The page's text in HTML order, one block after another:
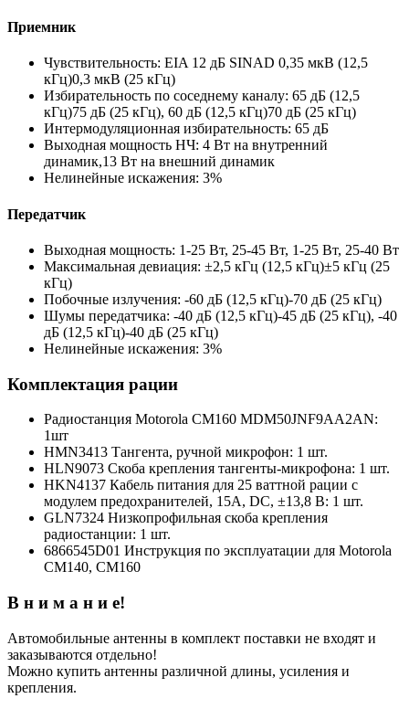
Приемник
Чувствительность: EIA 12 дБ SINAD 0,35 мкВ (12,5
кГц)0,3 мкВ (25 кГц)
Избирательность по соседнему каналу: 65 дБ (12,5
кГц)75 дБ (25 кГц), 60 дБ (12,5 кГц)70 дБ (25 кГц)
Интермодуляционная избирательность: 65 дБ
Выходная мощность НЧ: 4 Вт на внутренний
динамик,13 Вт на внешний динамик
Нелинейные искажения: 3%
Передатчик
Выходная мощность: 1-25 Вт, 25-45 Вт, 1-25 Вт, 25-40 Вт
Максимальная девиация: ±2,5 кГц (12,5 кГц)±5 кГц (25
кГц)
Побочные излучения: -60 дБ (12,5 кГц)-70 дБ (25 кГц)
Шумы передатчика: -40 дБ (12,5 кГц)-45 дБ (25 кГц), -40
дБ (12,5 кГц)-40 дБ (25 кГц)
Нелинейные искажения: 3%
Комплектация рации
Радиостанция Motorola CM160 MDM50JNF9AA2AN:
1шт
HMN3413 Тангента, ручной микрофон: 1 шт.
HLN9073 Скоба крепления тангенты-микрофона: 1 шт.
HKN4137 Кабель питания для 25 ваттной рации с
модулем предохранителей, 15А, DC, ±13,8 В: 1 шт.
GLN7324 Низкопрофильная скоба крепления
радиостанции: 1 шт.
6866545D01 Инструкция по эксплуатации для Motorola
CM140, CM160
В н и м а н и е!
Автомобильные антенны в комплект поставки не входят и
заказываются отдельно!
Можно купить антенны различной длины, усиления и
крепления.